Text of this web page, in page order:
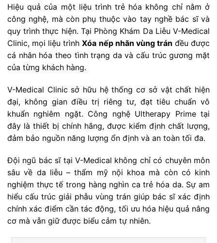
Hiệu quả của một liệu trình trẻ hóa không chỉ nằm ở
công nghệ, mà còn phụ thuộc vào tay nghề bác sĩ và
quy trình thực hiện. Tại Phòng Khám Da Liễu V-Medical
Clinic, mọi liệu trìnhXóa nếp nhăn vùng trán đều được
cá nhân hóa theo tình trạng da và cấu trúc gương mặt
của từng khách hàng.
V-Medical Clinic sở hữu hệ thống cơ sở vật chất hiện
đại, không gian điều trị riêng tư, đạt tiêu chuẩn vô
khuẩn nghiêm ngặt. Công nghệ Ultherapy Prime tại
đây là thiết bị chính hãng, được kiểm định chất lượng,
đảm bảo nguồn năng lượng ổn định và an toàn tối đa.
Đội ngũ bác sĩ tại V-Medical không chỉ có chuyên môn
sâu về da liễu – thẩm mỹ nội khoa mà còn có kinh
nghiệm thực tế trong hàng nghìn ca trẻ hóa da. Sự am
hiểu cấu trúc giải phẫu vùng trán giúp bác sĩ xác định
chính xác điểm cần tác động, tối ưu hóa hiệu quả nâng
cơ mà vẫn giữ được biểu cảm tự nhiên.